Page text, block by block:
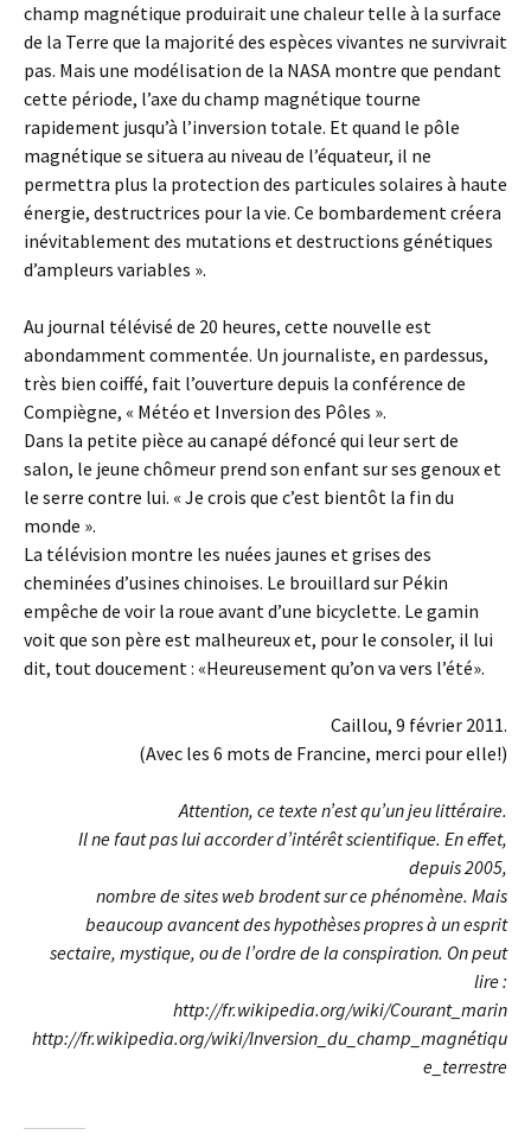
champ magnétique produirait une chaleur telle à la surface
de la Terre que la majorité des espèces vivantes ne survivrait
pas. Mais une modélisation de la NASA montre que pendant
cette période, l’axe du champ magnétique tourne
rapidement jusqu’à l’inversion totale. Et quand le pôle
magnétique se situera au niveau de l’équateur, il ne
permettra plus la protection des particules solaires à haute
énergie, destructrices pour la vie. Ce bombardement créera
inévitablement des mutations et destructions génétiques
d’ampleurs variables ».
Au journal télévisé de 20 heures, cette nouvelle est
abondamment commentée. Un journaliste, en pardessus,
très bien coiffé, fait l’ouverture depuis la conférence de
Compiègne, « Météo et Inversion des Pôles ».
Dans la petite pièce au canapé défoncé qui leur sert de
salon, le jeune chômeur prend son enfant sur ses genoux et
le serre contre lui. « Je crois que c’est bientôt la fin du
monde ».
La télévision montre les nuées jaunes et grises des
cheminées d’usines chinoises. Le brouillard sur Pékin
empêche de voir la roue avant d’une bicyclette. Le gamin
voit que son père est malheureux et, pour le consoler, il lui
dit, tout doucement : «Heureusement qu’on va vers l’été».
Caillou, 9 février 2011.
(Avec les 6 mots de Francine, merci pour elle!)
Attention, ce texte n’est qu’un jeu littéraire.
Il ne faut pas lui accorder d’intérêt scientifique. En effet,
depuis 2005,
nombre de sites web brodent sur ce phénomène. Mais
beaucoup avancent deshypothèses propres à un esprit
sectaire, mystique, ou de l’ordre de la conspiration. On peut
lire :
http://fr.wikipedia.org/wiki/Courant_marin
http://fr.wikipedia.org/wiki/Inversion_du_champ_magnétiqu
e_terrestre